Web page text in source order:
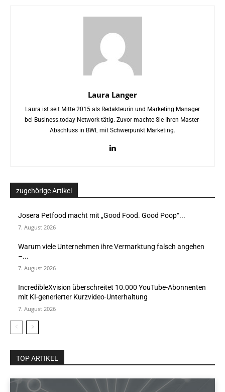
Laura Langer
Laura ist seit Mitte 2015 als Redakteurin und Marketing Manager
bei Business.today Network tätig. Zuvor machte Sie Ihren Master-
Abschluss in BWL mit Schwerpunkt Marketing.
zugehörige Artikel
Josera Petfood macht mit „Good Food. Good Poop“...
7. August 2026
Warum viele Unternehmen ihre Vermarktung falsch angehen
–...
7. August 2026
IncredibleXvision überschreitet 10.000 YouTube-Abonnenten
mit KI-generierter Kurzvideo-Unterhaltung
7. August 2026
TOP ARTIKEL